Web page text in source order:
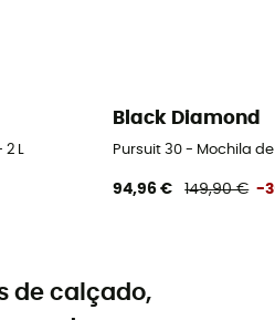
L
Black Diamond
Pursuit 30 - Mochila
94,96 € 149,90 € -
de calçado,